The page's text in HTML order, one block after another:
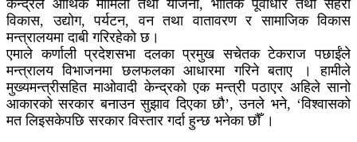
केन्द्रले आर्थिक मामिला तथा योजना, भौतिक पूर्वाधार तथा सहरी
विकास, उद्योग, पर्यटन, वन तथा वातावरण र सामाजिक विकास
मन्त्रालयमा दाबी गरिरहेको छ।
एमाले कर्णाली प्रदेशसभा दलका प्रमुख सचेतक टेकराज पछाईंले
मन्त्रालय विभाजनमा छलफलका आधारमा गरिने बताए । हामीले
मुख्यमन्त्रीसहित माओवादी केन्द्रको एक मन्त्री पठाएर अहिले सानो
आकारको सरकार बनाउन सुझाव दिएका छौ’, उनले भने, ‘विश्वासको
मत लिइसकेपछि सरकार विस्तार गर्दा हुन्छ भनेका छौँ ।